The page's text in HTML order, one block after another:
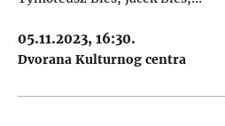
05.11.2023, 16:30.
Dvorana Kulturnog centra